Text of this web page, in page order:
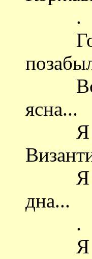
.
Все
ясна...
Я
Я
дна...
.
Я для